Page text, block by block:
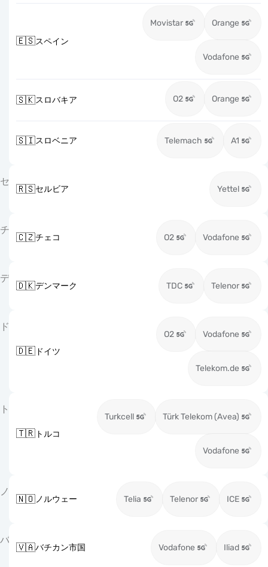
🇪🇸スペイン
Movistar Orange
Vodafone
🇸🇰スロバキア O2 Orange
🇸🇮スロベニア Telemach A1
セ
🇷🇸セルビア Yettel
チ
🇨🇿チェコ O2 Vodafone
デ
🇩🇰デンマーク TDC Telenor
ド
🇩🇪ドイツ
O2 Vodafone
Telekom.de
ト
🇹🇷トルコ
Turkcell Türk Telekom (Avea)
Vodafone
ノ
🇳🇴ノルウェー Telia Telenor ICE
バ
🇻🇦バチカン市国 Vodafone Iliad